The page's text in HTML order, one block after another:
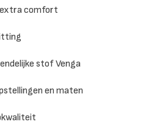
comfort
stof Venga
en maten